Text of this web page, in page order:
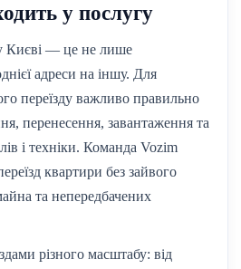
у послугу
Києві — це не лише
адреси на іншу. Для
переїзду важливо правильно
перенесення, завантаження та
і техніки. Команда Vozim
квартири без зайвого
та непередбачених
різного масштабу: від